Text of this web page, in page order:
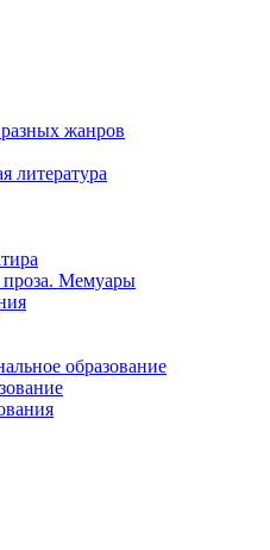
жанров
литература
проза. Мемуары
образование